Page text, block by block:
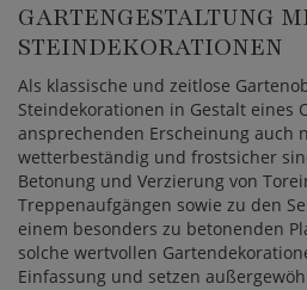
GARTENGESTALTUNG
STEINDEKORATIONEN
Als klassische und zeitlose
Steindekorationen in Gestalt eines
ansprechenden Erscheinung auch
wetterbeständig und frostsicher
Betonung und Verzierung von
Treppenaufgängen sowie zu den
einem besonders zu betonenden
solche wertvollen
Einfassung und setzen